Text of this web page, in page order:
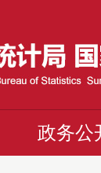
政务公